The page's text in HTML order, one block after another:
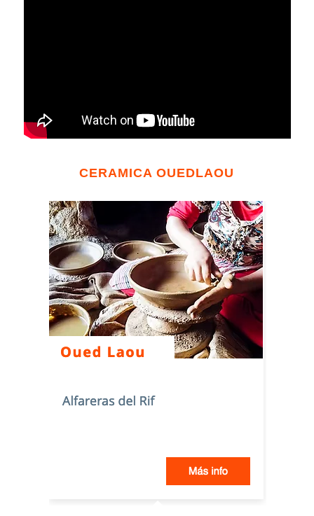
CERAMICA OUEDLAOU